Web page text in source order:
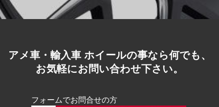
アメ車・輸入車 ホイールの事なら何でも、
お気軽にお問い合わせ下さい。
フォームでお問合せの方